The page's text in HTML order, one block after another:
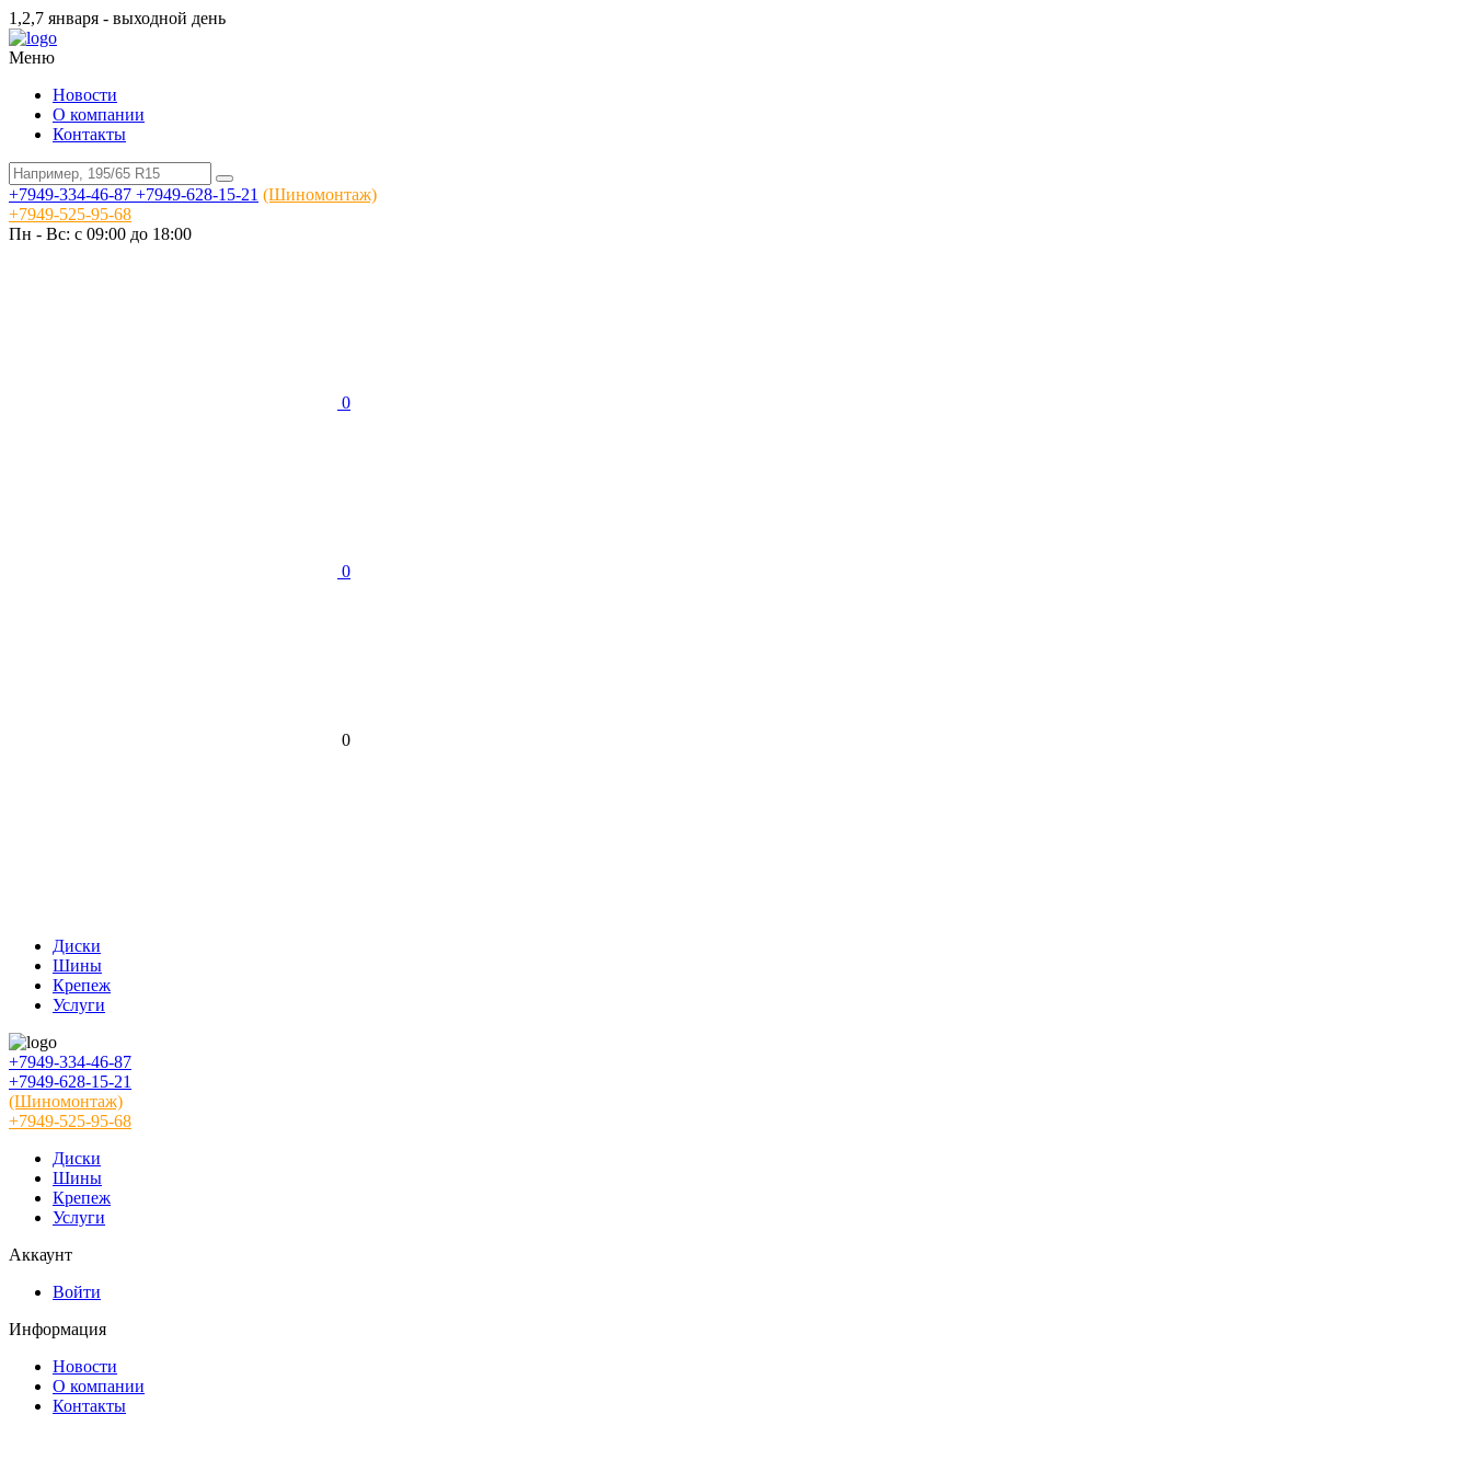
1,2,7 января - выходной день
Меню
Новости
О компании
Контакты
+7949-334-46-87 +7949-628-15-21 (Шиномонтаж)
+7949-525-95-68
Пн - Вс: c 09:00 до 18:00
0
0
0
Диски
Шины
Крепеж
Услуги
+7949-334-46-87
+7949-628-15-21
(Шиномонтаж)
+7949-525-95-68
Диски
Шины
Крепеж
Услуги
Аккаунт
Войти
Информация
Новости
О компании
Контакты